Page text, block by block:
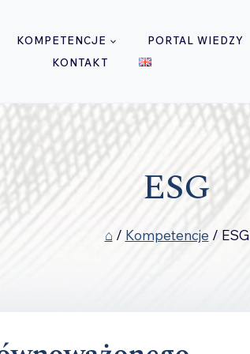
KOMPETENCJE PORTAL WIEDZY
KONTAKT
ESG
⌂ / Kompetencje / ESG